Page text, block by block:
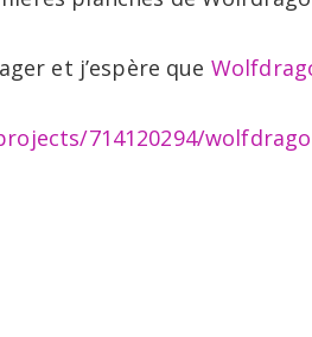
et j’espère que
714120294/